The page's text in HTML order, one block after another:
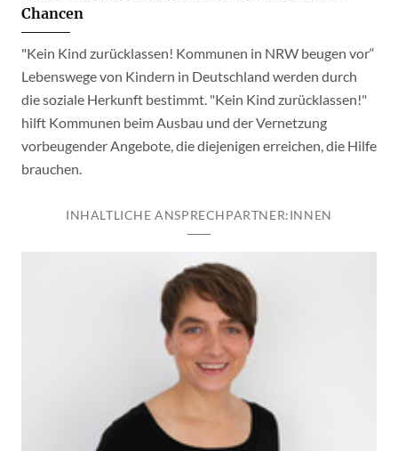
Chancen
"Kein Kind zurücklassen! Kommunen in NRW beugen vor“
Lebenswege von Kindern in Deutschland werden durch
die soziale Herkunft bestimmt. "Kein Kind zurücklassen!"
hilft Kommunen beim Ausbau und der Vernetzung
vorbeugender Angebote, die diejenigen erreichen, die Hilfe
brauchen.
INHALTLICHE ANSPRECHPARTNER:INNEN